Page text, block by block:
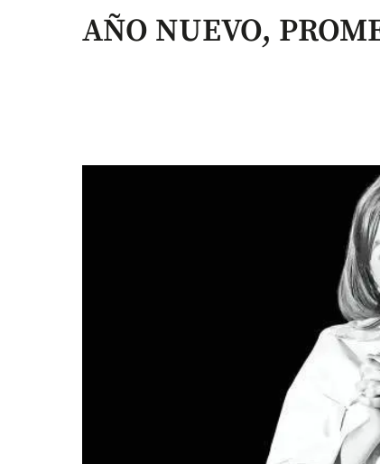
AÑO NUEVO,